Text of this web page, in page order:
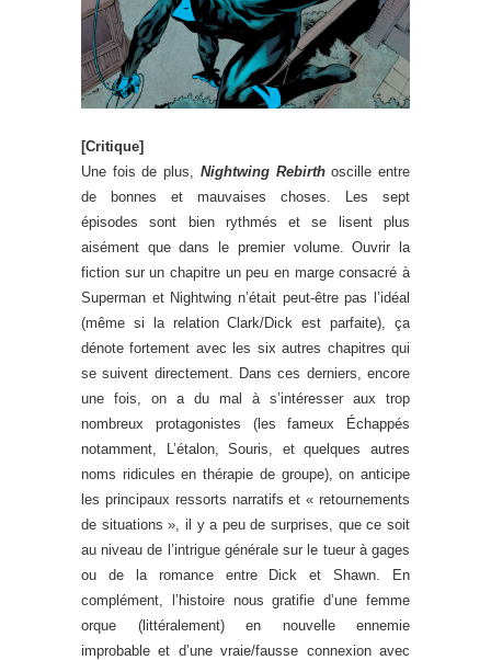
[Critique]
Une fois de plus, Nightwing Rebirthoscille entre
de bonnes et mauvaises choses. Les sept
épisodes sont bien rythmés et se lisent plus
aisément que dans le premier volume. Ouvrir la
fiction sur un chapitre un peu en marge consacré à
Superman et Nightwing n’était peut-être pas l’idéal
(même si la relation Clark/Dick est parfaite), ça
dénote fortement avec les six autres chapitres qui
se suivent directement. Dans ces derniers, encore
une fois, on a du mal à s’intéresser aux trop
nombreux protagonistes (les fameux Échappés
notamment, L’étalon, Souris, et quelques autres
noms ridicules en thérapie de groupe), on anticipe
les principaux ressorts narratifs et « retournements
de situations », il y a peu de surprises, que ce soit
au niveau de l’intrigue générale sur le tueur à gages
ou de la romance entre Dick et Shawn. En
complément, l’histoire nous gratifie d’une femme
orque (littéralement) en nouvelle ennemie
improbable et d’une vraie/fausse connexion avec